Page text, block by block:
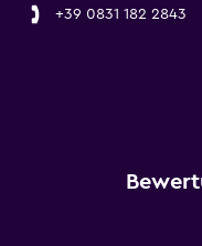
+39 0831 182 2843